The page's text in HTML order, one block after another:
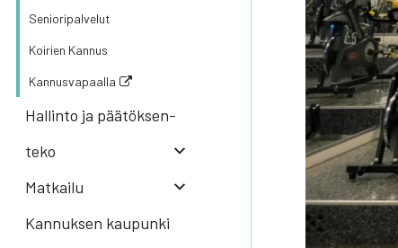
Senio­ri­pal­ve­lut
Koi­rien Kan­nus
Kannusvapaalla
Hal­lin­to ja pää­tök­sen­
te­ko
Mat­kai­lu
Kannuksen kaupunki